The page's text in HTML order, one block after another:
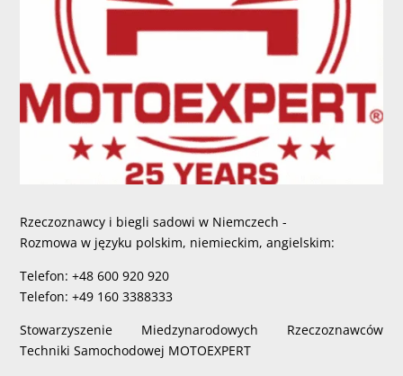
Rzeczoznawcy i biegli sadowi w Niemczech -
Rozmowa w języku polskim, niemieckim, angielskim:
Telefon: +48 600 920 920
Telefon: +49 160 3388333
Stowarzyszenie Miedzynarodowych Rzeczoznawców
Techniki Samochodowej MOTOEXPERT